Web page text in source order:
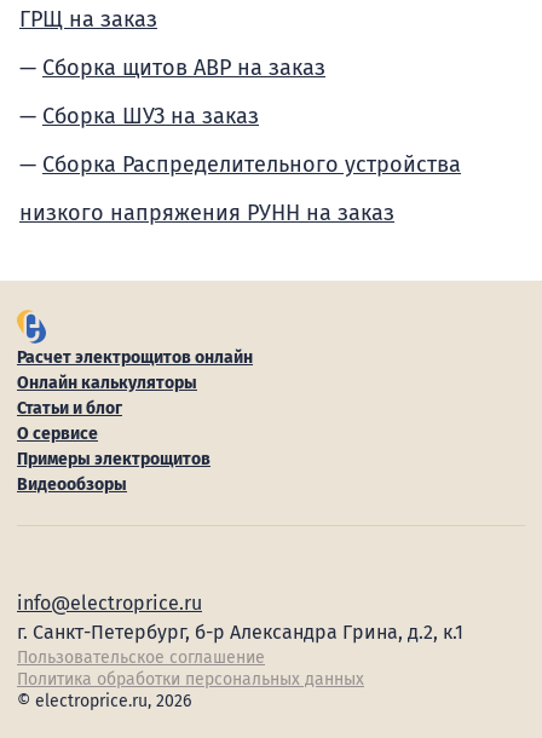
ГРЩ на заказ
Сборка щитов АВР на заказ
Сборка ШУЗ на заказ
Сборка Распределительного устройства
низкого напряжения РУНН на заказ
Расчет электрощитов онлайн
Онлайн калькуляторы
Статьи и блог
О сервисе
Примеры электрощитов
Видеообзоры
info@electroprice.ru
г. Санкт-Петербург, б-р Александра Грина, д.2, к.1
Пользовательское соглашение
Политика обработки персональных данных
© electroprice.ru, 2026